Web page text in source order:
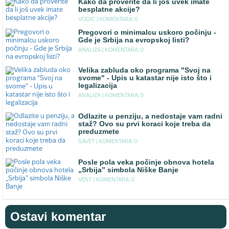
besplatne akcije?
VODIC | KOMENTARA: 0
Pregovori o minimalcu uskoro počinju -
Gde je Srbija na evropskoj listi?
ANALIZA | KOMENTARA: 0
Velika zabluda oko programa "Svoj na
svome" - Upis u katastar nije isto što i
legalizacija
ANALIZA | KOMENTARA: 0
Odlazite u penziju, a nedostaje vam radni
staž? Ovo su prvi koraci koje treba da
preduzmete
SAVET | KOMENTARA: 0
Posle pola veka počinje obnova hotela
„Srbija” simbola Niške Banje
VEST | KOMENTARA: 0
Ostavi komentar